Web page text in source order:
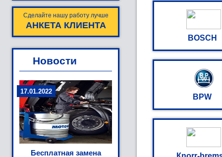
Сделайте нашу работу лучше
АНКЕТА КЛИЕНТА
Новости
17.01.2022
Бесплатная замена
BOSCH
BPW